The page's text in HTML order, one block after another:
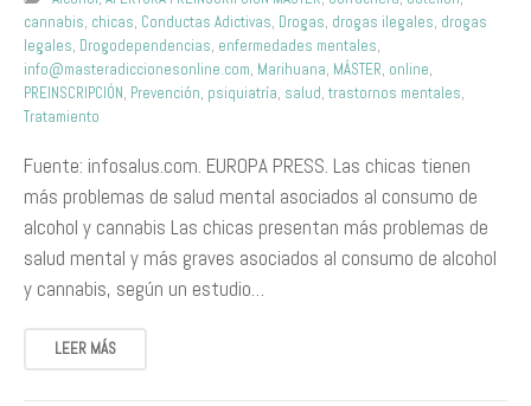
cannabis, chicas, Conductas Adictivas, Drogas, drogas ilegales, drogas
legales, Drogodependencias, enfermedades mentales,
info@masteradiccionesonline.com, Marihuana, MÁSTER, online,
PREINSCRIPCIÓN, Prevención, psiquiatría, salud, trastornos mentales,
Tratamiento
Fuente: infosalus.com. EUROPA PRESS. Las chicas tienen
más problemas de salud mental asociados al consumo de
alcohol y cannabis Las chicas presentan más problemas de
salud mental y más graves asociados al consumo de alcohol
y cannabis, según un estudio…
LEER MÁS